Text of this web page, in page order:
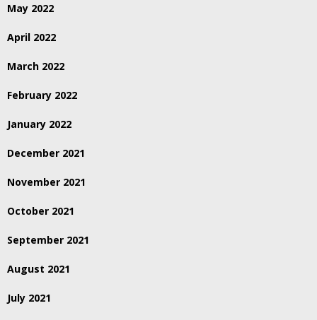
May 2022
April 2022
March 2022
February 2022
January 2022
December 2021
November 2021
October 2021
September 2021
August 2021
July 2021